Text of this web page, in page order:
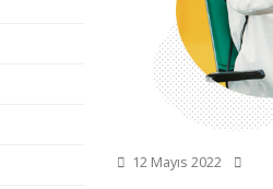
12 Mayıs 2022